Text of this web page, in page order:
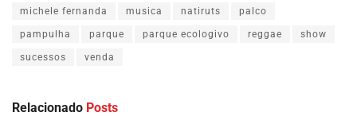
michele fernanda musica natiruts palco
pampulha parque parque ecologivo reggae show
sucessos venda
Relacionado Posts